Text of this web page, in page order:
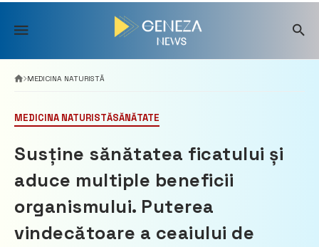
Skip
content
MEDICINA NATURISTĂ
MEDICINA NATURISTĂSĂNĂTATE
Susține sănătatea ficatului și
aduce multiple beneficii
organismului. Puterea
vindecătoare a ceaiului de